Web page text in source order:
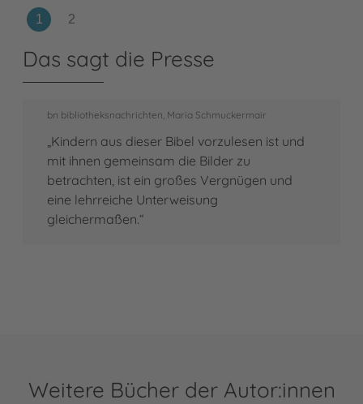
Das sagt die Presse
bn bibliotheksnachrichten, Maria Schmuckermair
„Kindern aus dieser Bibel vorzulesen ist und
mit ihnen gemeinsam die Bilder zu
betrachten, ist ein großes Vergnügen und
eine lehrreiche Unterweisung
gleichermaßen.“
Weitere Bücher der Autor:innen